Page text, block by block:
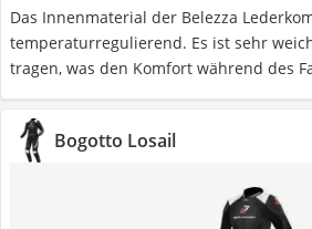
Das Innenmaterial der Belezza
temperaturregulierend. Es ist sehr
tragen, was den Komfort während des
Bogotto Losail